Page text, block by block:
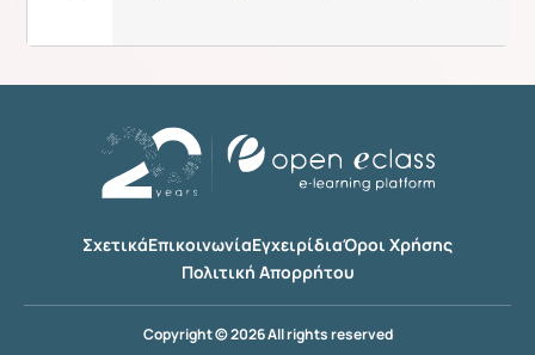
ΣχετικάΕπικοινωνίαΕγχειρίδιαΌροι Χρήσης
Πολιτική Απορρήτου
Copyright © 2026 All rights reserved